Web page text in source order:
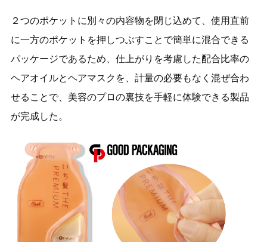
２つのポケットに別々の内容物を閉じ込めて、使用直前
に一方のポケットを押しつぶすことで簡単に混合できる
パッケージであるため、仕上がりを考慮した配合比率の
ヘアオイルとヘアマスクを、計量の必要もなく混ぜ合わ
せることで、美容のプロの裏技を手軽に体験できる製品
が完成した。